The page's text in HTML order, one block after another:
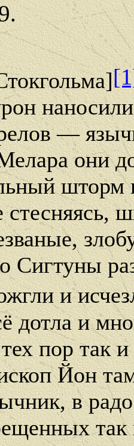
наносили
—
они
шторм
злобу
Сигтуны
и
и
пор так и
Йон там
в
так